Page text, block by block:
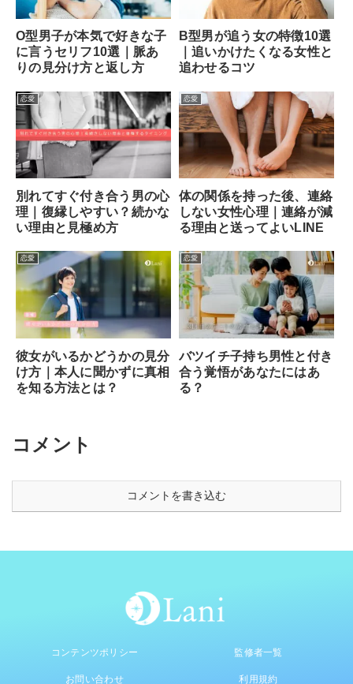
O型男子が本気で好きな子
に言うセリフ10選｜脈あ
りの見分け方と返し方
B型男が追う女の特徴10選
｜追いかけたくなる女性と
追わせるコツ
恋愛
別れてすぐ付き合う男の心
理｜復縁しやすい？続かな
い理由と見極め方
恋愛
体の関係を持った後、連絡
しない女性心理｜連絡が減
る理由と送ってよいLINE
恋愛
彼女がいるかどうかの見分
け方｜本人に聞かずに真相
を知る方法とは？
恋愛
バツイチ子持ち男性と付き
合う覚悟があなたにはあ
る？
コメント
コメントを書き込む
コンテンツポリシー 監修者一覧
お問い合わせ 利用規約